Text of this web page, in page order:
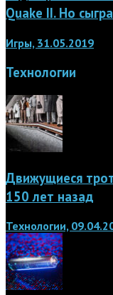
Quake II. Но
Игры, 31.05.2019
Технологии
Движущиеся
150 лет назад
Технологии,